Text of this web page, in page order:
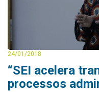
24/01/2018
“SEI acelera
processos